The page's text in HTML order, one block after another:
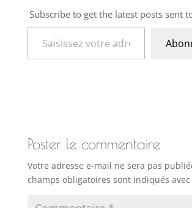
Subscribe to get the latest posts sent
Saisissez votre adresse e-mail…
Poster le commentaire
Votre adresse e-mail ne sera pas
champs obligatoires sont indiqués avec